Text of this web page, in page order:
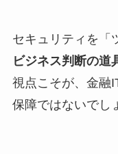
セキュリティを「
ビジネス判断の道
視点こそが、金融
保障ではないでし